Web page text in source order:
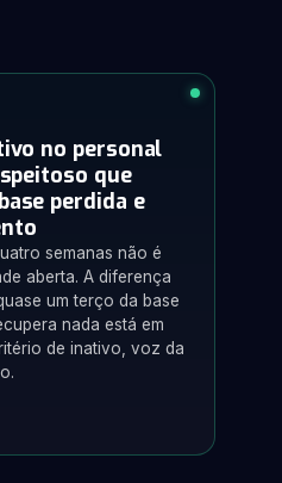
no personal
que
perdida e
semanas não é
aberta. A diferença
um terço da base
nada está em
de inativo, voz da